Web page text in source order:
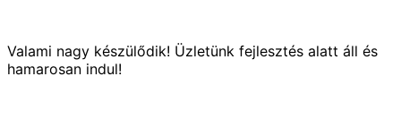
Valami nagy készülődik! Üzletünk fejlesztés alatt áll és
hamarosan indul!